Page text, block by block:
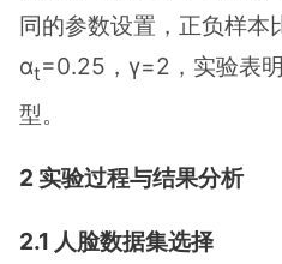
同的参数设置，正负样本
αt=0.25，γ=2，实验表
型。
2 实验过程与结果分析
2.1 人脸数据集选择